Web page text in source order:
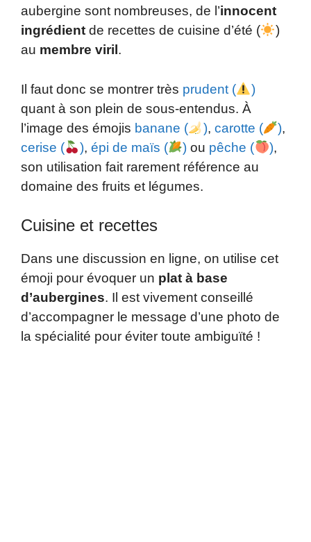
aubergine sont nombreuses, de l’innocent
ingrédient de recettes de cuisine d’été (
)
au membre viril .
Il faut donc se montrer très prudent (
)
quant à son plein de sous-entendus. À
l’image des émojis banane ( ), carotte ( ),
cerise (
), épi de maïs ( ) ou pêche ( ),
son utilisation fait rarement référence au
domaine des fruits et légumes.
Cuisine et recettes
Dans une discussion en ligne, on utilise cet
émoji pour évoquer un plat à base
d’aubergines. Il est vivement conseillé
d’accompagner le message d’une photo de
la spécialité pour éviter toute ambiguïté !